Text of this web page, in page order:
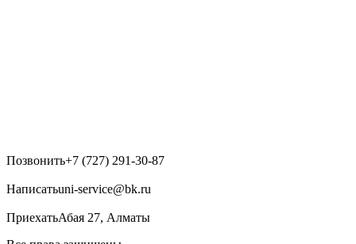
Позвонить+7 (727) 291-30-87
Написатьuni-service@bk.ru
ПриехатьАбая 27, Алматы